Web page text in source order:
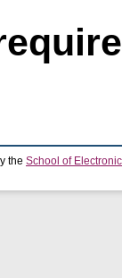
the School of